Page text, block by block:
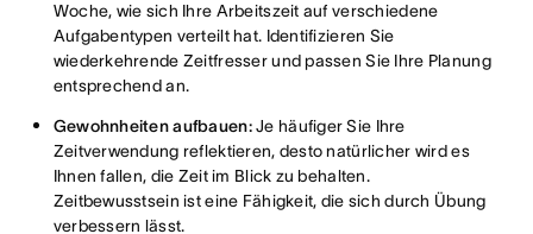
Woche, wie sich Ihre Arbeitszeit auf verschiedene
Aufgabentypen verteilt hat. Identifizieren Sie
wiederkehrende Zeitfresser und passen Sie Ihre Planung
entsprechend an.
Gewohnheiten aufbauen:Je häufiger Sie Ihre
Zeitverwendung reflektieren, desto natürlicher wird es
Ihnen fallen, die Zeit im Blick zu behalten.
Zeitbewusstsein ist eine Fähigkeit, die sich durch Übung
verbessern lässt.